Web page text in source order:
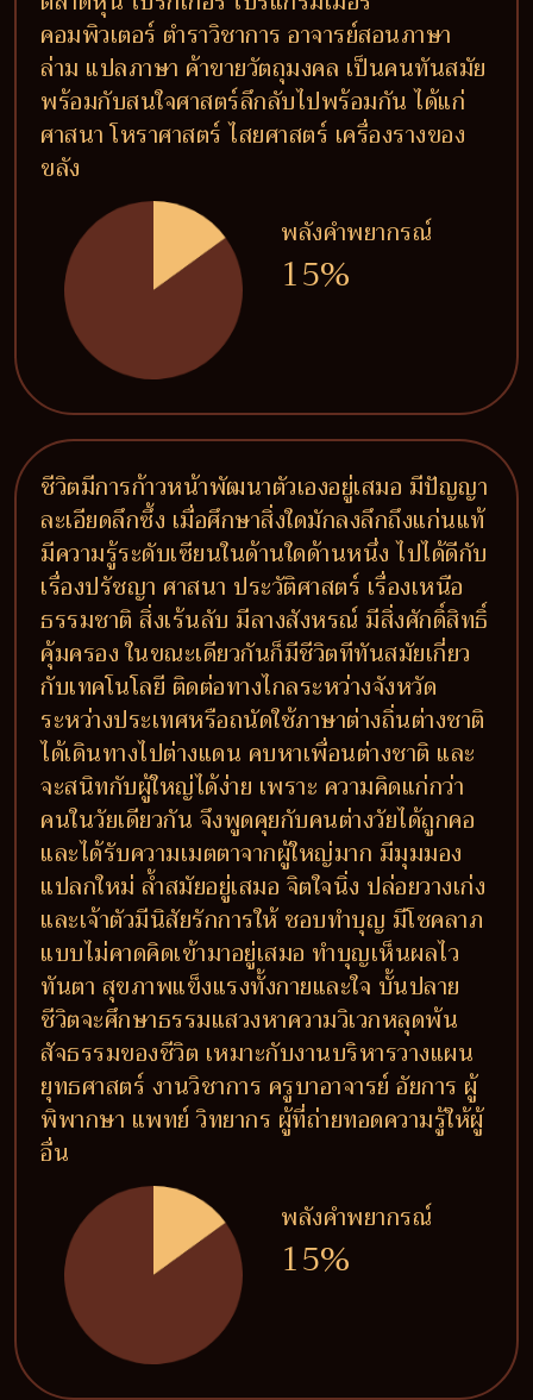
คอมพิวเตอร์ ตำราวิชาการ อาจารย์สอนภาษา
ล่าม แปลภาษา ค้าขายวัตถุมงคล เป็นคนทันสมัย
พร้อมกับสนใจศาสตร์ลึกลับไปพร้อมกัน ได้แก่
ศาสนา โหราศาสตร์ ไสยศาสตร์ เครื่องรางของ
ขลัง
พลังคำพยากรณ์
15%
ชีวิตมีการก้าวหน้าพัฒนาตัวเองอยู่เสมอ มีปัญญา
ละเอียดลึกซึ้ง เมื่อศึกษาสิ่งใดมักลงลึกถึงแก่นแท้
มีความรู้ระดับเซียนในด้านใดด้านหนึ่ง ไปได้ดีกับ
เรื่องปรัชญา ศาสนา ประวัติศาสตร์ เรื่องเหนือ
ธรรมชาติ สิ่งเร้นลับ มีลางสังหรณ์ มีสิ่งศักดิ์สิทธิ์
คุ้มครอง ในขณะเดียวกันก็มีชีวิตทีทันสมัยเกี่ยว
กับเทคโนโลยี ติดต่อทางไกลระหว่างจังหวัด
ระหว่างประเทศหรือถนัดใช้ภาษาต่างถิ่นต่างชาติ
ได้เดินทางไปต่างแดน คบหาเพื่อนต่างชาติ และ
จะสนิทกับผู้ใหญ่ได้ง่าย เพราะ ความคิดแก่กว่า
คนในวัยเดียวกัน จึงพูดคุยกับคนต่างวัยได้ถูกคอ
และได้รับความเมตตาจากผู้ใหญ่มาก มีมุมมอง
แปลกใหม่ ล้ำสมัยอยู่เสมอ จิตใจนิ่ง ปล่อยวางเก่ง
และเจ้าตัวมีนิสัยรักการให้ ชอบทำบุญ มีโชคลาภ
แบบไม่คาดคิดเข้ามาอยู่เสมอ ทำบุญเห็นผลไว
ทันตา สุขภาพแข็งแรงทั้งกายและใจ บั้นปลาย
ชีวิตจะศึกษาธรรมแสวงหาความวิเวกหลุดพ้น
สัจธรรมของชีวิต เหมาะกับงานบริหารวางแผน
ยุทธศาสตร์ งานวิชาการ ครูบาอาจารย์ อัยการ ผู้
พิพากษา แพทย์ วิทยากร ผู้ที่ถ่ายทอดความรู้ให้ผู้
อื่น
พลังคำพยากรณ์
15%